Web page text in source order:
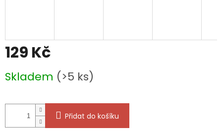
129 Kč
cena:
Skladem (>5 ks)
Přidat do košíku